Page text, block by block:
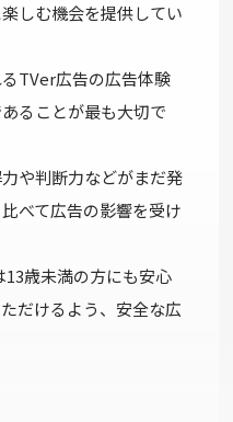
しむ機会を提供してい
TVer広告の広告体験
ることが最も大切で
や判断力などがまだ発
べて広告の影響を受け
歳未満の方にも安心
だけるよう、安全な広